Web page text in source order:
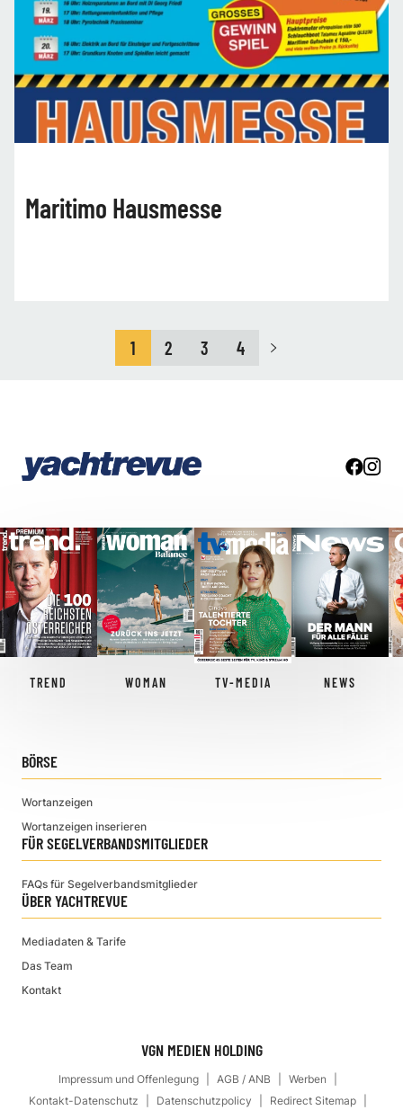
Maritimo Hausmesse
1 2 3 4
TREND WOMAN TV-MEDIA NEWS
BÖRSE
Wortanzeigen
Wortanzeigen inserieren
FÜR SEGELVERBANDSMITGLIEDER
FAQs für Segelverbandsmitglieder
ÜBER YACHTREVUE
Mediadaten & Tarife
Das Team
Kontakt
VGN MEDIEN HOLDING
Impressum und Offenlegung AGB / ANB
Werben
Kontakt-Datenschutz
Datenschutzpolicy Redirect Sitemap